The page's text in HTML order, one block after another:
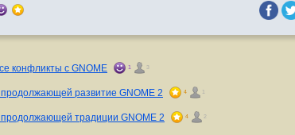
конфликты с GNOME 1 3
развитие GNOME 2 4 1
традиции GNOME 2 4 2